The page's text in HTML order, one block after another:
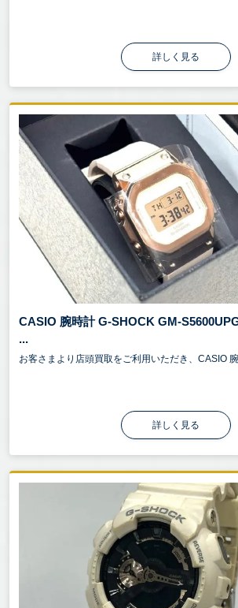
詳しく見る
CASIO 腕時計 G-SHOCK GM-
...
お客さまより店頭買取をご利用いただき、CASIO
詳しく見る